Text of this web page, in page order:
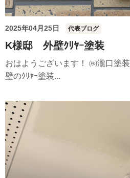
2025年04月25日 代表ブログ
K様邸 外壁ｸﾘﾔｰ塗装
おはようございます！ ㈱瀧口塗
壁のｸﾘﾔｰ塗装...